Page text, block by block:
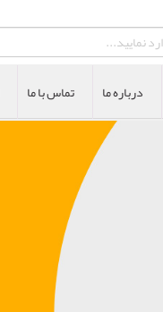
درباره ما تماس با ما